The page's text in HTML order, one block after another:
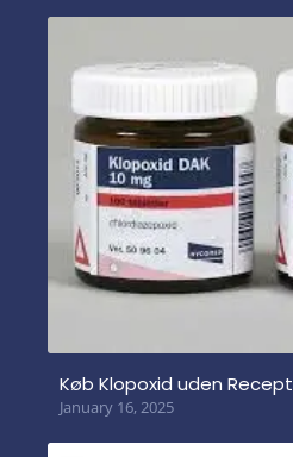
Køb Klopoxid uden Recept
January 16, 2025